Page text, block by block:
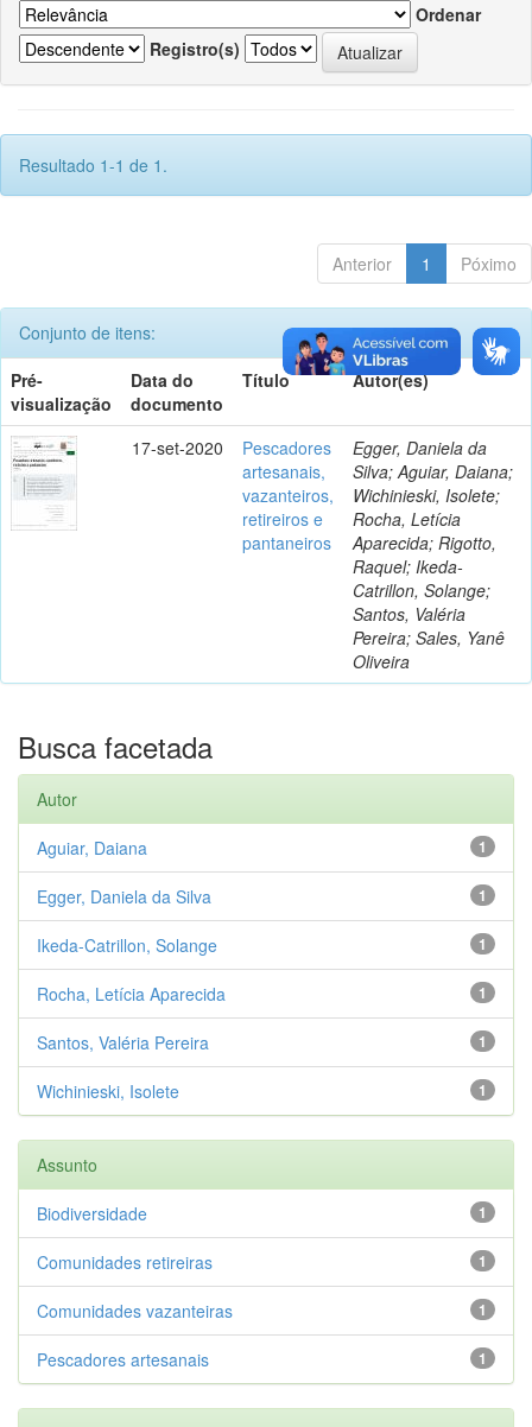
Ordenar
Registro(s)
Resultado 1-1 de 1.
Anterior 1 Póximo
Conjunto de itens:
Pré-
visualização
Data do
documento
Título Autor(es)
17-set-2020
Pescadores
artesanais,
vazanteiros,
retireiros e
pantaneiros
Egger, Daniela da
Silva; Aguiar, Daiana;
Wichinieski, Isolete;
Rocha, Letícia
Aparecida; Rigotto,
Raquel; Ikeda-
Catrillon, Solange;
Santos, Valéria
Pereira; Sales, Yanê
Oliveira
Busca facetada
Autor
1
Aguiar, Daiana
1
Egger, Daniela da Silva
1
Ikeda-Catrillon, Solange
1
Rocha, Letícia Aparecida
1
Santos, Valéria Pereira
1
Wichinieski, Isolete
Assunto
1
Biodiversidade
1
Comunidades retireiras
1
Comunidades vazanteiras
1
Pescadores artesanais